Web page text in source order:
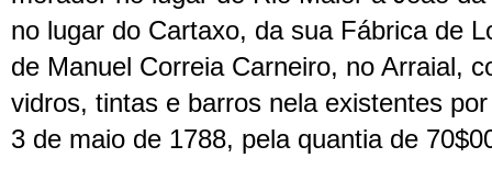
no lugar do Cartaxo, da sua Fábrica de
de Manuel Correia Carneiro, no Arraial,
vidros, tintas e barros nela existentes
3 de maio de 1788, pela quantia de